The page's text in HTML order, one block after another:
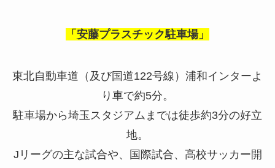
「安藤プラスチック駐車場」
東北自動車道（及び国道122号線）浦和インターよ
り車で約5分。
駐車場から埼玉スタジアムまでは徒歩約3分の好立
地。
J リーグの主な試合や、国際試合、高校サッカー開